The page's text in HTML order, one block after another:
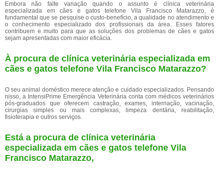
Embora não falte variação quando o assunto é clínica veterinária
especializada em cães e gatos telefone Vila Francisco Matarazzo, é
fundamental que se pesquise o custo-benefício, a qualidade no atendimento e
o conhecimento especializado dos profissionais da área. Esses fatores
contribuem e muito para que as soluções dos problemas de cães e gatos
sejam apresentadas com maior eficácia.
À procura de clínica veterinária especializada em
cães e gatos telefone Vila Francisco Matarazzo?
O seu animal doméstico merece atenção e cuidado especializados. Pensando
nisso, a IntensiPrime Emergência Veterinária conta com médicos veterinários
pós-graduados que oferecem castração, exames, internação, vacinação,
cirurgias simples ou mais complexas, limpeza dentária, reabilitação,
fisioterapia e outros serviços.
Está a procura de clínica veterinária
especializada em cães e gatos telefone Vila
Francisco Matarazzo,